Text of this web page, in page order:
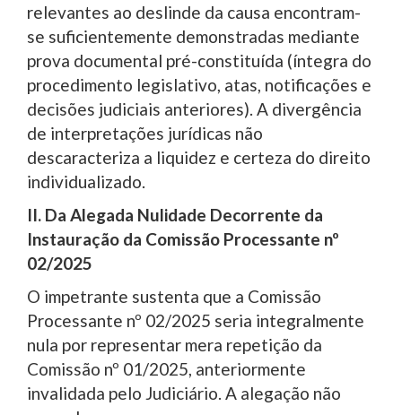
relevantes ao deslinde da causa encontram-
se suficientemente demonstradas mediante
prova documental pré-constituída (íntegra do
procedimento legislativo, atas, notificações e
decisões judiciais anteriores). A divergência
de interpretações jurídicas não
descaracteriza a liquidez e certeza do direito
individualizado.
II. Da Alegada Nulidade Decorrente da
Instauração da Comissão Processante nº
02/2025
O impetrante sustenta que a Comissão
Processante nº 02/2025 seria integralmente
nula por representar mera repetição da
Comissão nº 01/2025, anteriormente
invalidada pelo Judiciário. A alegação não